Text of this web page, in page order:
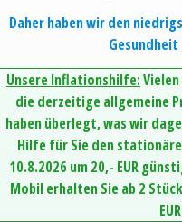
Daher haben wir den
Unsere Inflationshilfe:
die derzeitige allgemeine
haben überlegt, was wir
Hilfe für Sie den
10.8.2026 um 20,- EUR
Mobil erhalten Sie ab 2